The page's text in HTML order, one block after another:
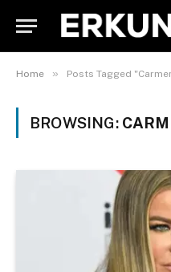
Home » Posts Tagged
BROWSING: